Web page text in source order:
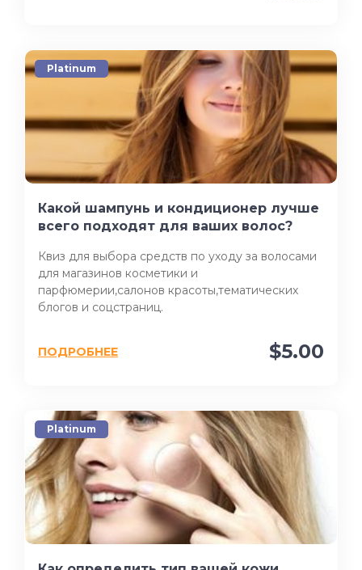
Platinum
Какой шампунь и кондиционер лучше
всего подходят для ваших волос?
Квиз для выбора средств по уходу за волосами
для магазинов косметики и
парфюмерии,салонов красоты,тематических
блогов и соцстраниц.
$5.00
ПОДРОБНЕЕ
Platinum